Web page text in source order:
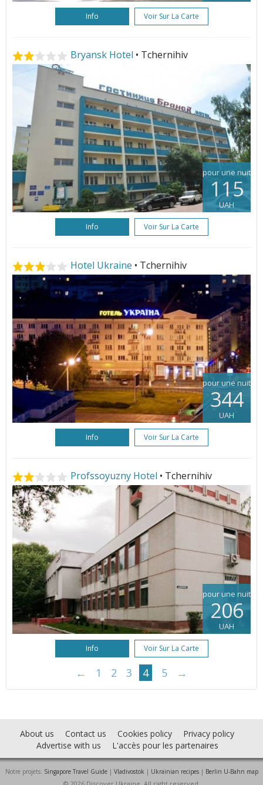
Info Voir Sur La Carte
Bryansk Hotel • Tchernihiv
pour une nuit
115
UAH
Info Voir Sur La Carte
Hotel Ukraine • Tchernihiv
pour une nuit
344
UAH
Info Voir Sur La Carte
Profssoyuzny Hotel • Tchernihiv
pour une nuit
206
UAH
Info Voir Sur La Carte
← 1 2 3 4 5 →
About us Contact us Cookies policy
Privacy policy
Advertise with us
L'accès pour les partenaires
Notre projets: Singapore Travel Guide| Vladivostok | Ukrainian recipes| Berlin U-Bahn map